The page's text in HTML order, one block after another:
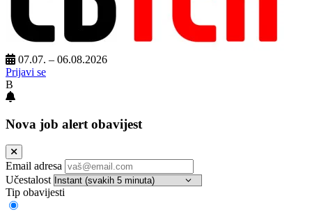
07.07. – 06.08.2026
Prijavi se
B
Nova job alert obavijest
Email adresa
Učestalost
Tip obavijesti